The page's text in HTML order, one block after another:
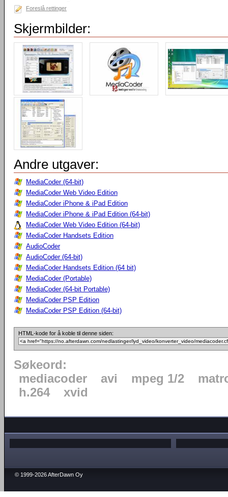
Foreslå rettinger
Skjermbilder:
Andre utgaver:
MediaCoder (64-bit)
MediaCoder Web Video Edition
MediaCoder iPhone & iPad Edition
MediaCoder iPhone & iPad Edition (64-bit)
MediaCoder Web Video Edition (64-bit)
MediaCoder Handsets Edition
AudioCoder
AudioCoder (64-bit)
MediaCoder Handsets Edition (64 bit)
MediaCoder (Portable)
MediaCoder (64-bit Portable)
MediaCoder PSP Edition
MediaCoder PSP Edition (64-bit)
HTML-kode for å koble til denne siden:
Søkeord:
mediacoder
avi mpeg 1/2
h.264
xvid
© 1999-2026 AfterDawn Oy